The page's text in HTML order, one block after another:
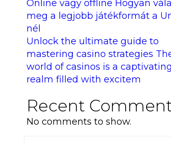
Online vagy offline Hogyan
meg a legjobb játékformát a
nél
Unlock the ultimate guide to
mastering casino strategies
world of casinos is a captivating
realm filled with excitem
Recent
No comments to show.